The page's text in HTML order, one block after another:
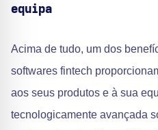
equipa
Acima de tudo, um dos
softwares fintech
aos seus produtos e à sua
tecnologicamente avançada